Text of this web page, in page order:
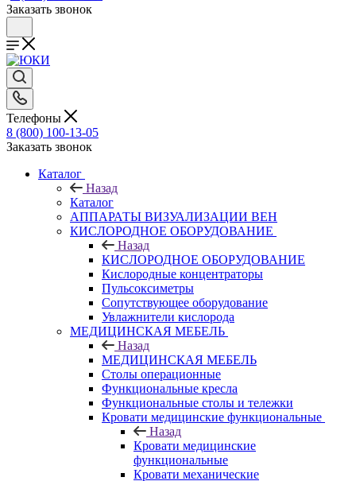
Заказать звонок
Телефоны
8 (800) 100-13-05
Заказать звонок
Каталог
Назад
Каталог
АППАРАТЫ ВИЗУАЛИЗАЦИИ ВЕН
КИСЛОРОДНОЕ ОБОРУДОВАНИЕ
Назад
КИСЛОРОДНОЕ ОБОРУДОВАНИЕ
Кислородные концентраторы
Пульсоксиметры
Сопутствующее оборудование
Увлажнители кислорода
МЕДИЦИНСКАЯ МЕБЕЛЬ
Назад
МЕДИЦИНСКАЯ МЕБЕЛЬ
Столы операционные
Функциональные кресла
Функциональные столы и тележки
Кровати медицинские функциональные
Назад
Кровати медицинские
функциональные
Кровати механические